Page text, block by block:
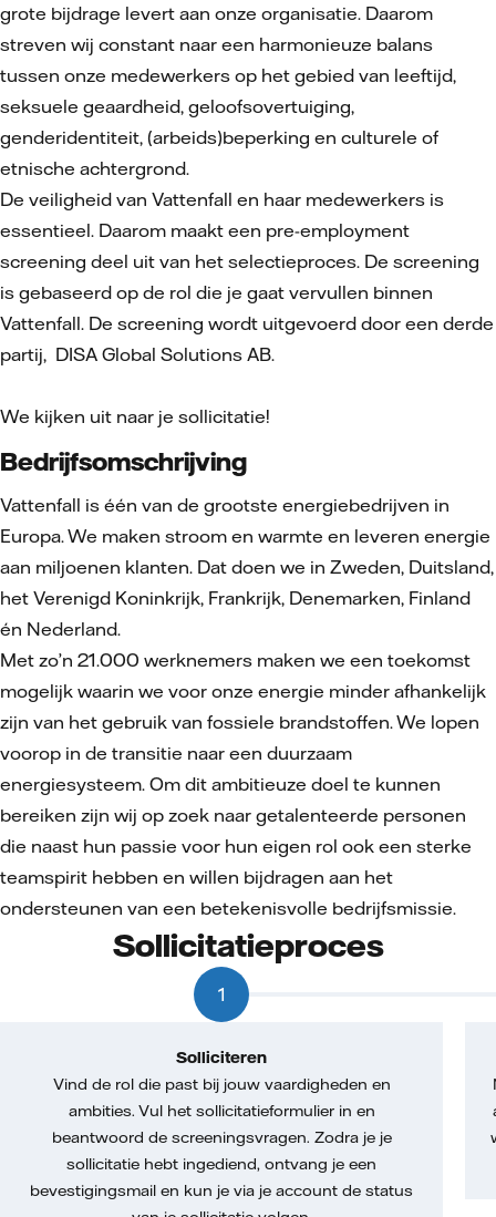
grote bijdrage levert aan onze organisatie. Daarom
streven wij constant naar een harmonieuze balans
tussen onze medewerkers op het gebied van leeftijd,
seksuele geaardheid, geloofsovertuiging,
genderidentiteit, (arbeids)beperking en culturele of
etnische achtergrond.
De veiligheid van Vattenfall en haar medewerkers is
essentieel. Daarom maakt een pre-employment
screening deel uit van het selectieproces. De screening
is gebaseerd op de rol die je gaat vervullen binnen
Vattenfall. De screening wordt uitgevoerd door een derde
partij, DISA Global Solutions AB.
We kijken uit naar je sollicitatie!
Bedrijfsomschrijving
Vattenfall is één van de grootste energiebedrijven in
Europa. We maken stroom en warmte en leveren energie
aan miljoenen klanten. Dat doen we in Zweden, Duitsland,
het Verenigd Koninkrijk, Frankrijk, Denemarken, Finland
én Nederland.
Met zo’n 21.000 werknemers maken we een toekomst
mogelijk waarin we voor onze energie minder afhankelijk
zijn van het gebruik van fossiele brandstoffen. We lopen
voorop in de transitie naar een duurzaam
energiesysteem. Om dit ambitieuze doel te kunnen
bereiken zijn wij op zoek naar getalenteerde personen
die naast hun passie voor hun eigen rol ook een sterke
teamspirit hebben en willen bijdragen aan het
ondersteunen van een betekenisvolle bedrijfsmissie.
Sollicitatieproces
1
Solliciteren
Vind de rol die past bij jouw vaardigheden en
ambities. Vul het sollicitatieformulier in en
beantwoord de screeningsvragen. Zodra je je
sollicitatie hebt ingediend, ontvang je een
bevestigingsmail en kun je via je account de status